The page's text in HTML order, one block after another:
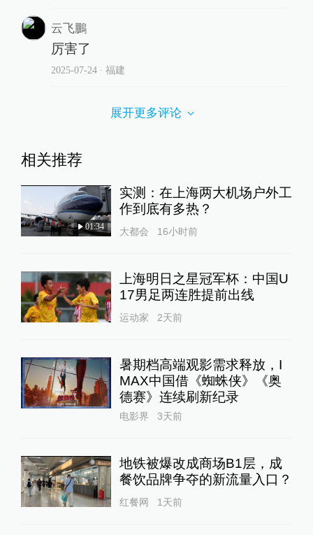
云飞鵬
厉害了
2025-07-24∙ 福建
展开更多评论
相关推荐
01:34
实测：在上海两大机场户外工
作到底有多热？
大都会 16小时前
上海明日之星冠军杯：中国U
17男足两连胜提前出线
运动家 2天前
暑期档高端观影需求释放，I
MAX中国借《蜘蛛侠》《奥
德赛》连续刷新纪录
电影界 3天前
地铁被爆改成商场B1层，成
餐饮品牌争夺的新流量入口？
红餐网 1天前